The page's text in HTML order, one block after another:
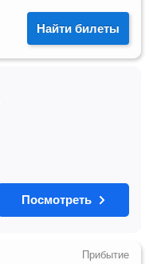
Найти билеты
Посмотреть